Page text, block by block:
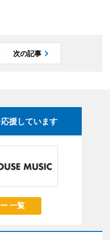
次の記事
援しています
一覧